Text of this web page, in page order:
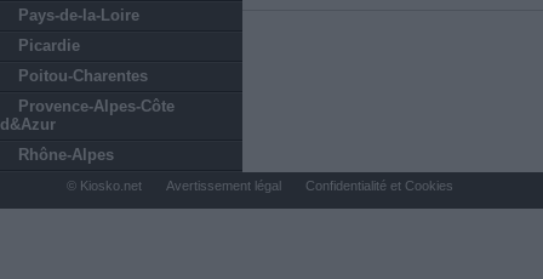
Pays-de-la-Loire
Picardie
Poitou-Charentes
Provence-Alpes-Côte
d&Azur
Rhône-Alpes
© Kiosko.net Avertissement légal Confidentialité et Cookies